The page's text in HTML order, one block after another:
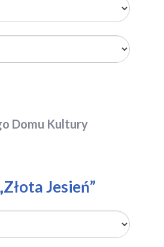
Domu Kultury
Jesień”